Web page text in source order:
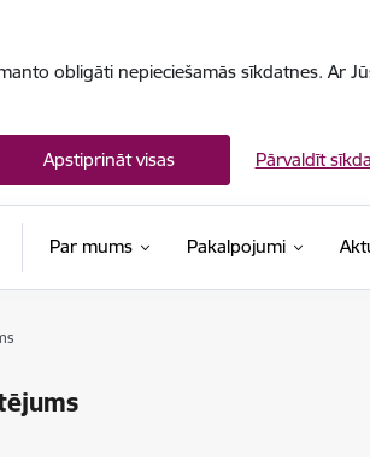
obligāti nepieciešamās sīkdatnes. Ar
Apstiprināt visas Pārvaldīt
Par mums Pakalpojumi